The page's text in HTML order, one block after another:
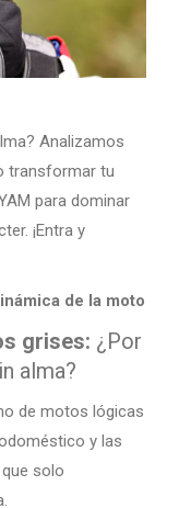
Analizamos
transformar tu
para dominar
¡Entra y
de la moto
grises: ¿Por
alma?
de motos lógicas
y las
solo